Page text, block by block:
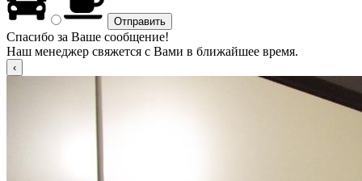
Спасибо за Ваше сообщение!
Наш менеджер свяжется с Вами в ближайшее время.